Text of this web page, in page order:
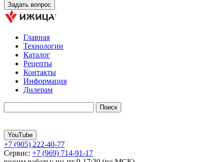
Главная
Технологии
Каталог
Рецепты
Контакты
Информация
Дилерам
YouTube
+7 (905) 222-40-77
Сервис: +7 (969) 714-91-17